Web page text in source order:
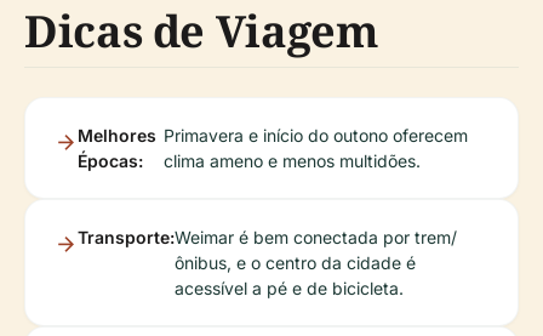
Dicas de Viagem
Melhores
Épocas:
Primavera e início do outono oferecem
clima ameno e menos multidões.
Transporte:Weimar é bem conectada por trem/
ônibus, e o centro da cidade é
acessível a pé e de bicicleta.